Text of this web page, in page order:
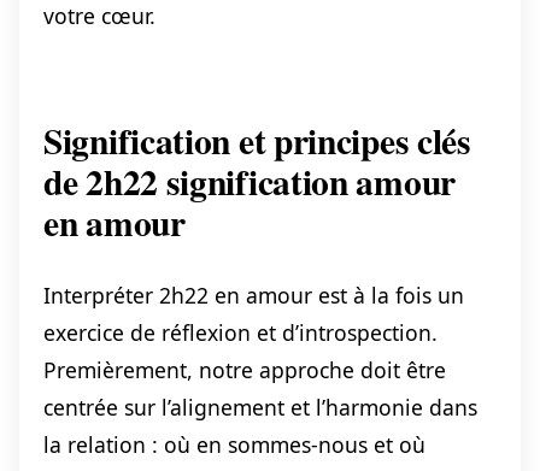
votre cœur.
Signification et principes clés
de 2h22 signification amour
en amour
Interpréter 2h22 en amour est à la fois un
exercice de réflexion et d’introspection.
Premièrement, notre approche doit être
centrée sur l’alignement et l’harmonie dans
la relation : où en sommes-nous et où